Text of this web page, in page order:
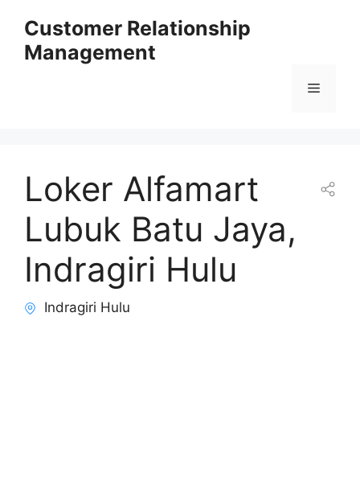
content
Customer Relationship
Management
Menu
Loker Alfamart
Lubuk Batu Jaya,
Indragiri Hulu
Indragiri Hulu